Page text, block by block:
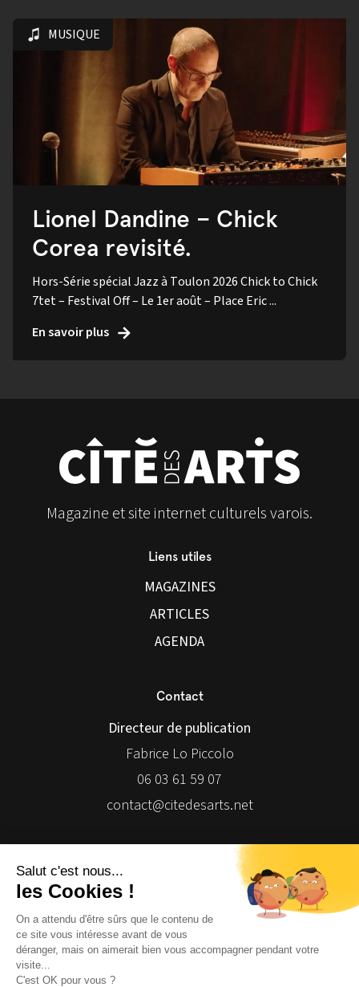
MUSIQUE
Lionel Dandine – Chick
Corea revisité.
Hors-Série spécial Jazz à Toulon 2026 Chick to Chick
7tet – Festival Off – Le 1er août – Place Eric ...
En savoir plus
Magazine et site internet culturels varois.
Liens utiles
MAGAZINES
ARTICLES
AGENDA
Contact
Directeur de publication
Fabrice Lo Piccolo
06 03 61 59 07
contact@citedesarts.net